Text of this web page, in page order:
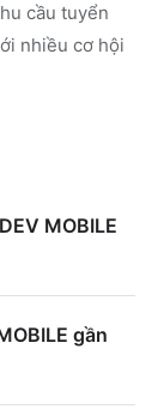
cầu tuyển
nhiều cơ hội
MOBILE
gần